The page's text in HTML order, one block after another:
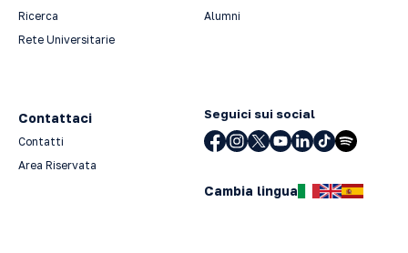
Ricerca
Rete Universitarie
Alumni
Contattaci
Contatti
Area Riservata
Seguici sui social
Cambia lingua